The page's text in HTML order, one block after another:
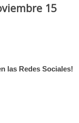
15
las Redes Sociales!